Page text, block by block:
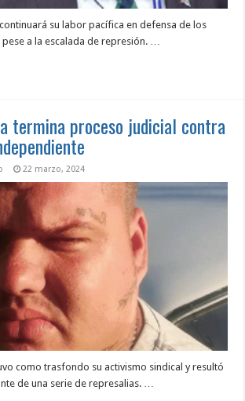
su labor pacífica en defensa de los
a la escalada de represión. …
termina proceso judicial contra
22 marzo, 2024
como trasfondo su activismo sindical y resultó
de una serie de represalias. …